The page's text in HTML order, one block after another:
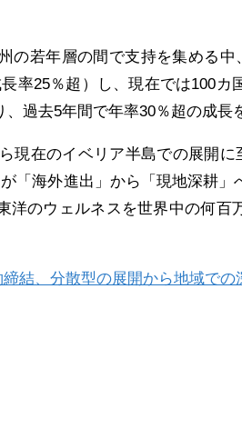
の若年層の間で支持を集める中
率25％超）し、現在では100カ
過去5年間で年率30％超の成長
現在のイベリア半島での展開に
「海外進出」から「現地深耕」
洋のウェルネスを世界中の何百
結、分散型の展開から地域での